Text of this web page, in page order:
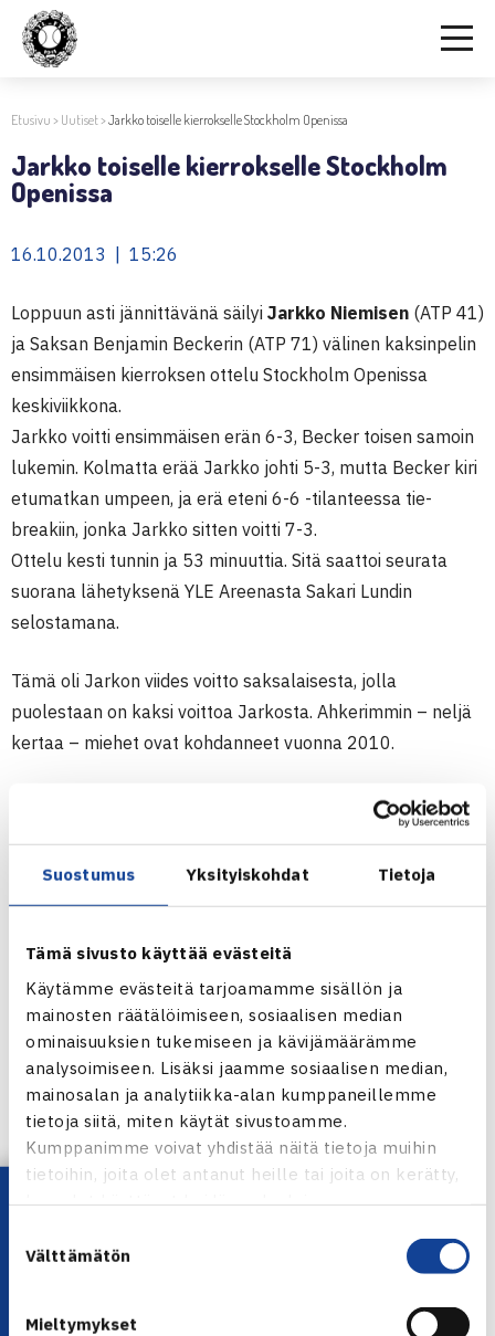
Suostumus Yksityiskohdat Tietoja
Tämä sivusto käyttää evästeitä
Käytämme evästeitä tarjoamamme sisällön ja
mainosten räätälöimiseen, sosiaalisen median
ominaisuuksien tukemiseen ja kävijämäärämme
analysoimiseen. Lisäksi jaamme sosiaalisen median,
mainosalan ja analytiikka-alan kumppaneillemme
tietoja siitä, miten käytät sivustoamme.
Kumppanimme voivat yhdistää näitä tietoja muihin
tietoihin, joita olet antanut heille tai joita on kerätty,
kun olet käyttänyt heidän palvelujaan.
valinta
Välttämätön
Mieltymykset
Etusivu > Uutiset>Jarkko toiselle kierrokselle Stockholm Openissa
Jarkko toiselle kierrokselle Stockholm
Openissa
16.10.2013 | 15:26
Loppuun asti jännittävänä säilyi Jarkko Niemisen (ATP 41)
ja Saksan Benjamin Beckerin (ATP 71) välinen kaksinpelin
ensimmäisen kierroksen ottelu Stockholm Openissa
keskiviikkona.
Jarkko voitti ensimmäisen erän 6-3, Becker toisen samoin
lukemin. Kolmatta erää Jarkko johti 5-3, mutta Becker kiri
etumatkan umpeen, ja erä eteni 6-6 -tilanteessa tie-
breakiin, jonka Jarkko sitten voitti 7-3.
Ottelu kesti tunnin ja 53 minuuttia. Sitä saattoi seurata
suorana lähetyksenä YLE Areenasta Sakari Lundin
selostamana.
Tämä oli Jarkon viides voitto saksalaisesta, jolla
puolestaan on kaksi voittoa Jarkosta. Ahkerimmin – neljä
kertaa – miehet ovat kohdanneet vuonna 2010.
Toisella kierroksella Jarkko saa vastaansa voittajan
ottelusta Ivan Dodig (ATP 29) – Fernando Verdasco (ATP
32). Tämä ottelu pelataan keskiviikkoiltapäivänä.
ensimmäinen alkuvuodesta Australian avoimissa.
Verdascon kanssa Jarkko on pelannut kuusi kertaa.
Miesten keskinäiset voitot ovat 3-3.
Stockholm Open
ATP250 -turnaus
12.-20.10.2013 Tukholma
Kaksinpeli
1.kierrosta: Jarkko Nieminen – Benjamin Becker 63 36
Jarkko Niemisen verkkosivut
Lataa OmaTennis!